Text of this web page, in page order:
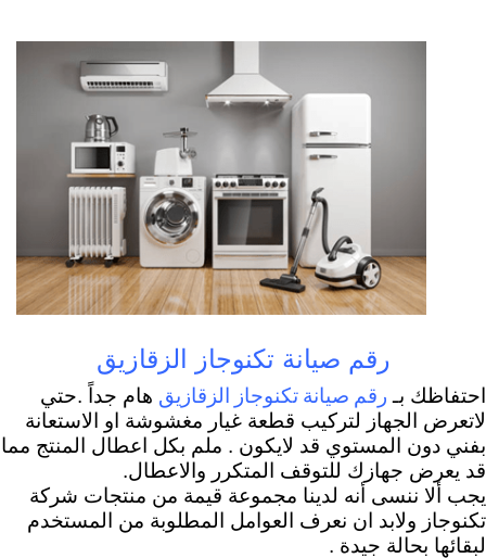
رقم صيانة تكنوجاز الزقازيق
احتفاظك بـ رقم صيانة تكنوجاز الزقازيق هام جداً .حتي
لاتعرض الجهاز لتركيب قطعة غيار مغشوشة او الاستعانة
بفني دون المستوي قد لايكون . ملم بكل اعطال المنتج مما
قد يعرض جهازك للتوقف المتكرر والاعطال.
يجب ألا ننسى أنه لدينا مجموعة قيمة من منتجات شركة
تكنوجاز ولابد ان نعرف العوامل المطلوبة من المستخدم
لبقائها بحالة جيدة .